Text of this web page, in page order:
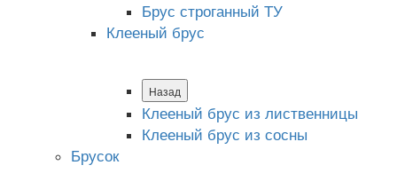
Брус строганный ТУ
Клееный брус
Назад
Клееный брус из лиственницы
Клееный брус из сосны
Брусок